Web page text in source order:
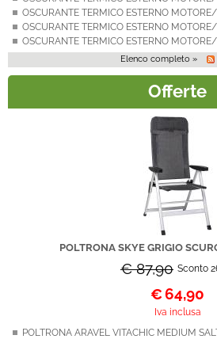
Elenco completo »
Offerte
POLTRONA SKYE GRIGIO
€ 87,90 Sconto
€64,90
Iva inclusa
POLTRONA ARAVEL VITACHIC MEDIUM